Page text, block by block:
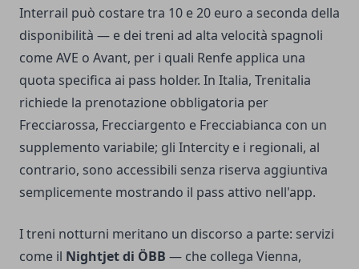
Interrail può costare tra 10 e 20 euro a seconda della
disponibilità — e dei treni ad alta velocità spagnoli
come AVE o Avant, per i quali Renfe applica una
quota specifica ai pass holder. In Italia, Trenitalia
richiede la prenotazione obbligatoria per
Frecciarossa, Frecciargento e Frecciabianca con un
supplemento variabile; gli Intercity e i regionali, al
contrario, sono accessibili senza riserva aggiuntiva
semplicemente mostrando il pass attivo nell'app.
I treni notturni meritano un discorso a parte: servizi
come il Nightjet di ÖBB — che collega Vienna,